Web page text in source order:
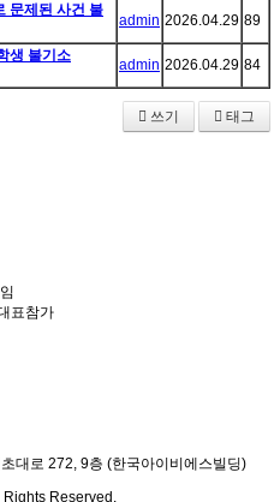
문제된 사건 불
admin 2026.04.29 89
생 불기소
admin 2026.04.29 84
쓰기 태그
표참가
대로 272, 9층 (한국아이비에스빌딩)
Reserved.